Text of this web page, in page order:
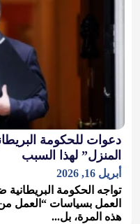
دعوات للحكومة
المنزل” لهذا السبب
أبريل 16, 2026
تواجه الحكومة
العمل بسياسات “العمل
هذه المرة، بل...